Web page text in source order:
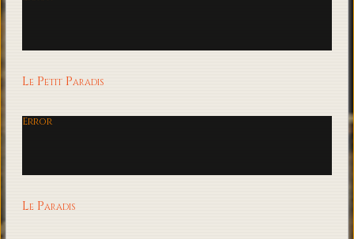
Le Petit Paradis
Error
Le Paradis